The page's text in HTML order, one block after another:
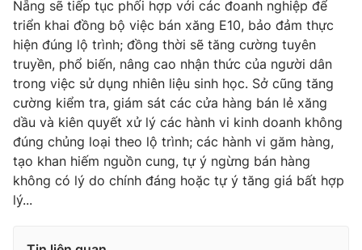
Ðiện thoại Thời báo VTV: 024.66 897 897
Email:toasoan@vtv.vn
Liên hệ quảng cáo:024-7300.7108
Nẵng sẽ tiếp tục phối hợp với các đoanh nghiệp để
triển khai đồng bộ việc bán xăng E10, bảo đảm thực
hiện đúng lộ trình; đồng thời sẽ tăng cường tuyên
truyền, phổ biến, nâng cao nhận thức của người dân
trong việc sử dụng nhiên liệu sinh học. Sở cũng tăng
cường kiểm tra, giám sát các cửa hàng bán lẻ xăng
dầu và kiên quyết xử lý các hành vi kinh doanh không
đúng chủng loại theo lộ trình; các hành vi găm hàng,
tạo khan hiếm nguồn cung, tự ý ngừng bán hàng
không có lý do chính đáng hoặc tự ý tăng giá bất hợp
lý...